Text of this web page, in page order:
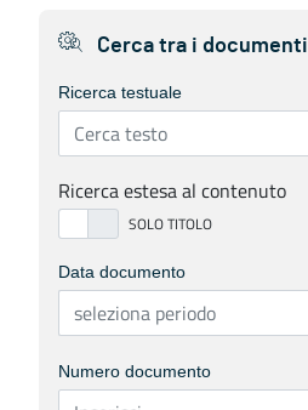
Cerca tra i documenti
Ricerca testuale
Ricerca estesa al contenuto
Data documento
Numero documento